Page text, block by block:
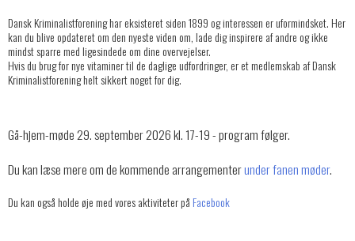
Dansk Kriminalistforening har eksisteret siden 1899 og interessen er uformindsket. Her
kan du blive opdateret om den nyeste viden om, lade dig inspirere af andre og ikke
mindst sparre med ligesindede om dine overvejelser.
Hvis du brug for nye vitaminer til de daglige udfordringer, er et medlemskab af Dansk
Kriminalistforening helt sikkert noget for dig.
Gå-hjem-møde 29. september 2026 kl. 17-19 - program følger.
Du kan læse mere om de kommende arrangementerunder fanen møder.
Du kan også holde øje med vores aktiviteter på Facebook